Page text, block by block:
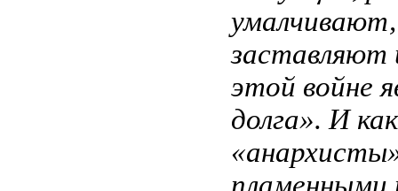
заставляют
этой войне
долга». И